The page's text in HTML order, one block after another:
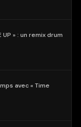
UP » : un remix drum
avec « Time